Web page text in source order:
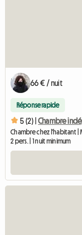
66 € / nuit
Réponse rapide
5 (2) | Chambre
Chambre chez l'habitant |
2 pers. | 1 nuit minimum